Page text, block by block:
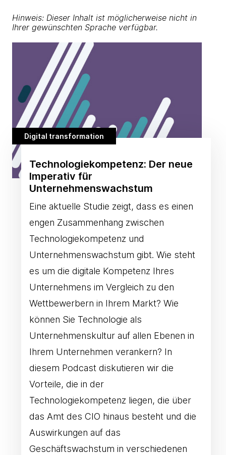
Hinweis: Dieser Inhalt ist möglicherweise nicht in
Ihrer gewünschten Sprache verfügbar.
Digital transformation
Technologiekompetenz: Der neue
Imperativ für
Unternehmenswachstum
Eine aktuelle Studie zeigt, dass es einen
engen Zusammenhang zwischen
Technologiekompetenz und
Unternehmenswachstum gibt. Wie steht
es um die digitale Kompetenz Ihres
Unternehmens im Vergleich zu den
Wettbewerbern in Ihrem Markt? Wie
können Sie Technologie als
Unternehmenskultur auf allen Ebenen in
Ihrem Unternehmen verankern? In
diesem Podcast diskutieren wir die
Vorteile, die in der
Technologiekompetenz liegen, die über
das Amt des CIO hinaus besteht und die
Auswirkungen auf das
Geschäftswachstum in verschiedenen